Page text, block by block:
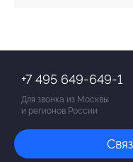
+7 495 649-649-1
Для звонка из Москвы
и регионов России